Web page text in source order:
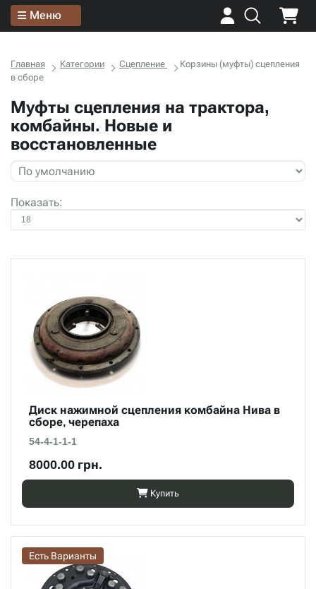
Меню
Главная Категории Сцепление
Корзины (муфты) сцепления
в сборе
Муфты сцепления на трактора,
комбайны. Новые и
восстановленные
Показать:
Диск нажимной сцепления комбайна Нива в
сборе, черепаха
54-4-1-1-1
8000.00 грн.
Купить
Есть Варианты